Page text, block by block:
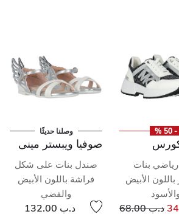
- 50 %
بنات
باللون الأبيض
والأسود
سعر مخفض من
د.ب 68.00 إلى
وصلنا حديثًا
صوفيا ويبستر مينى
صندل بنات على شكل
فراشة باللون الأبيض
والفضي
د.ب 132.00